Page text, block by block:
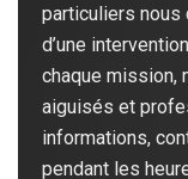
particuliers nous
d’une
chaque mission,
aiguisés et
informations,
pendant les